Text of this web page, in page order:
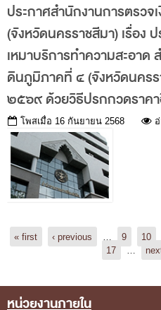
ประกาศสำนักงานการตรว
(จังหวัดนครราชสีมา) เรื่อง
เหมาบริการทำความสะอาด
ดินภูมิภาคที่ ๔ (จังหวัดนคร
๒๕๖๙ ด้วยวิธีปรกกวดราค
โพสเมื่อ 16 กันยายน 2568
Pages
« first ‹ previous 9 10
17
Footer Menu
หน่วยงานภายใน